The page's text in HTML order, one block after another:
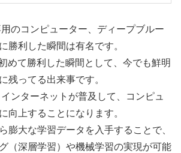
のコンピューター、ディープブルー
勝利した瞬間は有名です。
めて勝利した瞬間として、今でも鮮明
残ってる出来事です。
ンターネットが普及して、コンピュ
向上することになります。
膨大な学習データを入手することで、
（深層学習）や機械学習の実現が可能